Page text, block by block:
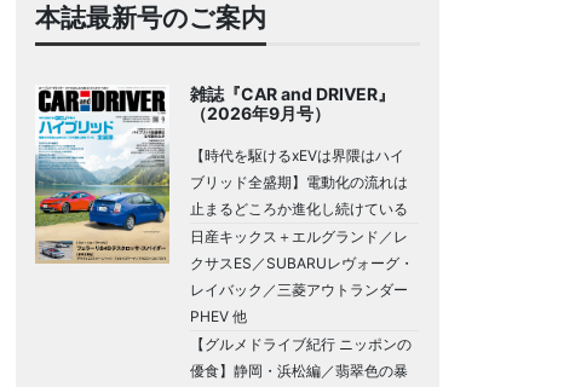
本誌最新号のご案内
雑誌『CAR and DRIVER』
（2026年9月号）
【時代を駆けるxEVは界隈はハイ
ブリッド全盛期】電動化の流れは
止まるどころか進化し続けている
日産キックス＋エルグランド／レ
クサスES／SUBARUレヴォーグ・
レイバック／三菱アウトランダー
PHEV 他
【グルメドライブ紀行 ニッポンの
優食】静岡・浜松編／翡翠色の暴